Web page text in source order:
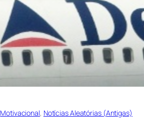
Motivacional, Notícias Aleatórias (Antigas)